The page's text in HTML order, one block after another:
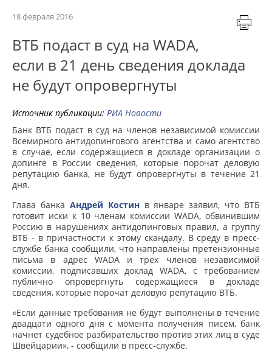
18 февраля 2016
ВТБ подаст в суд на WADA,
если в 21 день сведения доклада
не будут опровергнуты
Источник публикации: РИА Новости
Банк ВТБ подаст в суд на членов независимой комиссии
Всемирного антидопингового агентства и само агентство
в случае, если содержащиеся в докладе организации о
допинге в России сведения, которые порочат деловую
репутацию банка, не будут опровергнуты в течение 21
дня.
Глава банка Андрей Костинв январе заявил, что ВТБ
готовит иски к 10 членам комиссии WADA, обвинившим
Россию в нарушениях антидопинговых правил, а группу
ВТБ - в причастности к этому скандалу. В среду в пресс-
службе банка сообщили, что направлены претензионные
письма в адрес WADA и трех членов независимой
комиссии, подписавших доклад WADA, с требованием
публично опровергнуть содержащиеся в докладе
сведения, которые порочат деловую репутацию ВТБ.
«Если данные требования не будут выполнены в течение
двадцати одного дня с момента получения писем, банк
начнет судебное разбирательство против этих лиц в суде
Швейцарии», - сообщили в пресс-службе.